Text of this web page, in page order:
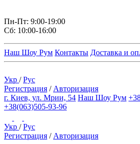
Пн-Пт: 9:00-19:00
Сб: 10:00-16:00
Наш Шоу Рум Контакты Доставка и
Укр /Рус
Регистрация / Авторизация
г. Киев, ул. Мрии, 54 Наш Шоу Рум
+38(063)505-93-96
Укр /Рус
Регистрация / Авторизация